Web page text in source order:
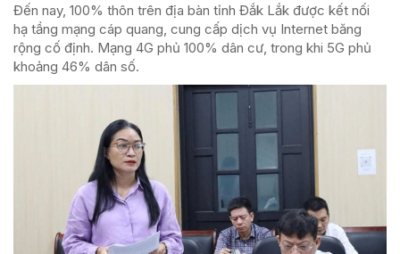
Đến nay, 100% thôn trên địa bàn tỉnh Đắk Lắk được kết nối
hạ tầng mạng cáp quang, cung cấp dịch vụ Internet băng
rộng cố định. Mạng 4G phủ 100% dân cư, trong khi 5G phủ
khoảng 46% dân số.